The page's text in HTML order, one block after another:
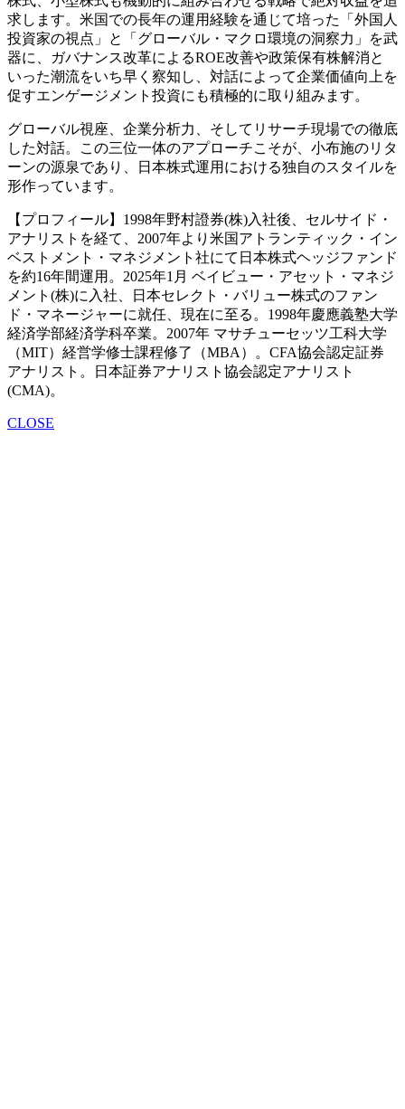
求します。米国での長年の運用経験を通じて培った「外国人
投資家の視点」と「グローバル・マクロ環境の洞察力」を武
器に、ガバナンス改革によるROE改善や政策保有株解消と
いった潮流をいち早く察知し、対話によって企業価値向上を
促すエンゲージメント投資にも積極的に取り組みます。
グローバル視座、企業分析力、そしてリサーチ現場での徹底
した対話。この三位一体のアプローチこそが、小布施のリタ
ーンの源泉であり、日本株式運用における独自のスタイルを
形作っています。
【プロフィール】1998年野村證券(株)入社後、セルサイド・
アナリストを経て、2007年より米国アトランティック・イン
ベストメント・マネジメント社にて日本株式ヘッジファンド
を約16年間運用。2025年1月 ベイビュー・アセット・マネジ
メント(株)に入社、日本セレクト・バリュー株式のファン
ド・マネージャーに就任、現在に至る。1998年慶應義塾大学
経済学部経済学科卒業。2007年 マサチューセッツ工科大学
（MIT）経営学修士課程修了（MBA）。CFA協会認定証券
アナリスト。日本証券アナリスト協会認定アナリスト
(CMA)。
CLOSE